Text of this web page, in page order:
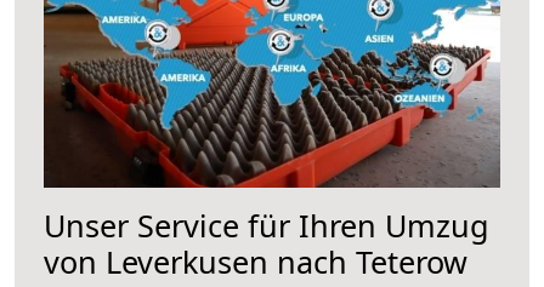
Unser Service für Ihren Umzug
von Leverkusen nach Teterow